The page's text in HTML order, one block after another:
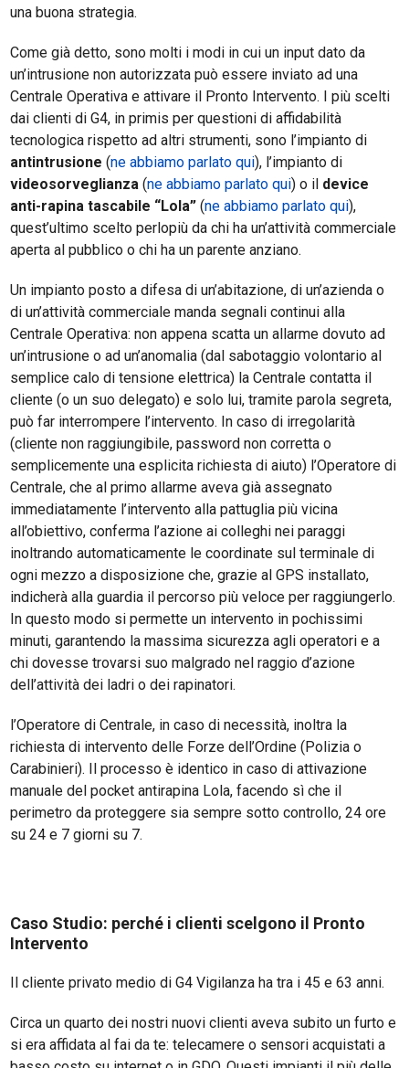
una buona strategia.
Come già detto, sono molti i modi in cui un input dato da
un’intrusione non autorizzata può essere inviato ad una
Centrale Operativa e attivare il Pronto Intervento. I più scelti
dai clienti di G4, in primis per questioni di affidabilità
tecnologica rispetto ad altri strumenti, sono l’impianto di
antintrusione (ne abbiamo parlato qui), l’impianto di
videosorveglianza (ne abbiamo parlato qui) o il device
anti-rapina tascabile “Lola” (ne abbiamo parlato qui),
quest’ultimo scelto perlopiù da chi ha un’attività commerciale
aperta al pubblico o chi ha un parente anziano.
Un impianto posto a difesa di un’abitazione, di un’azienda o
di un’attività commerciale manda segnali continui alla
Centrale Operativa: non appena scatta un allarme dovuto ad
un’intrusione o ad un’anomalia (dal sabotaggio volontario al
semplice calo di tensione elettrica) la Centrale contatta il
cliente (o un suo delegato) e solo lui, tramite parola segreta,
può far interrompere l’intervento. In caso di irregolarità
(cliente non raggiungibile, password non corretta o
semplicemente una esplicita richiesta di aiuto) l’Operatore di
Centrale, che al primo allarme aveva già assegnato
immediatamente l’intervento alla pattuglia più vicina
all’obiettivo, conferma l’azione ai colleghi nei paraggi
inoltrando automaticamente le coordinate sul terminale di
ogni mezzo a disposizione che, grazie al GPS installato,
indicherà alla guardia il percorso più veloce per raggiungerlo.
In questo modo si permette un intervento in pochissimi
minuti, garantendo la massima sicurezza agli operatori e a
chi dovesse trovarsi suo malgrado nel raggio d’azione
dell’attività dei ladri o dei rapinatori.
l’Operatore di Centrale, in caso di necessità, inoltra la
richiesta di intervento delle Forze dell’Ordine (Polizia o
Carabinieri). Il processo è identico in caso di attivazione
manuale del pocket antirapina Lola, facendo sì che il
perimetro da proteggere sia sempre sotto controllo, 24 ore
su 24 e 7 giorni su 7.
Caso Studio: perché i clienti scelgono il Pronto
Intervento
Il cliente privato medio di G4 Vigilanza ha tra i 45 e 63 anni.
Circa un quarto dei nostri nuovi clienti aveva subito un furto e
si era affidata al fai da te: telecamere o sensori acquistati a